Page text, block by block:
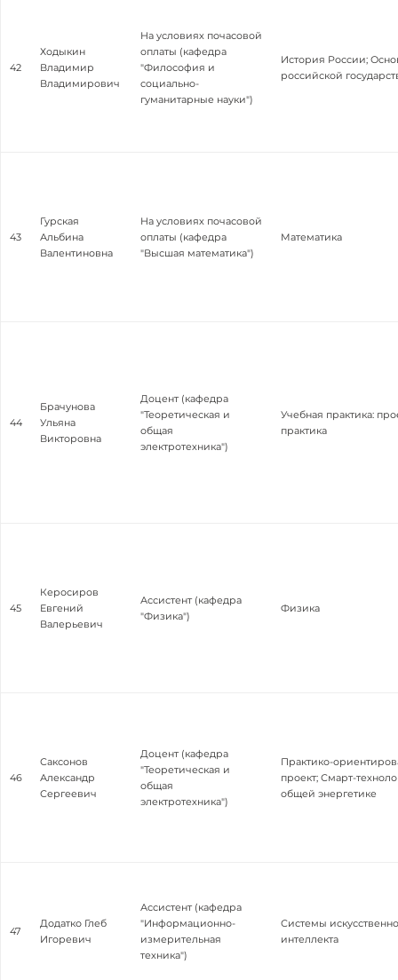
42
Ходыкин
Владимир
Владимирович
На условиях почасовой
оплаты (кафедра
"Философия и
социально-
гуманитарные науки")
История России;
российской
43
Гурская
Альбина
Валентиновна
На условиях почасовой
оплаты (кафедра
"Высшая математика")
Математика
44
Брачунова
Ульяна
Викторовна
Доцент (кафедра
"Теоретическая и
общая
электротехника")
Учебная практика:
практика
45
Керосиров
Евгений
Валерьевич
Ассистент (кафедра
"Физика")
Физика
46
Саксонов
Александр
Сергеевич
Доцент (кафедра
"Теоретическая и
общая
электротехника")
Практико-
проект; Смарт-
общей энергетике
47
Додатко Глеб
Игоревич
Ассистент (кафедра
"Информационно-
измерительная
техника")
Системы
интеллекта